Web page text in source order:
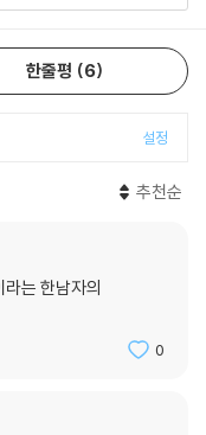
한줄평 6
설정
추천순
는 한남자의
0